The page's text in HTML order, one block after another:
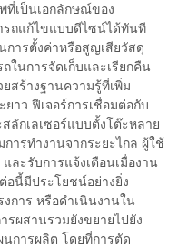
เป็นเอกลักษณ์ของ
รถแก้ไขแบบดีไซน์ได้ทันที
การตั้งค่าหรือสูญเสียวัสดุ
ในการจัดเก็บและเรียกคืน
สร้างฐานความรู้ที่เพิ่ม
าว ฟีเจอร์การเชื่อมต่อกับ
ลักเลเซอร์แบบตั้งโต๊ะหลาย
ารทำงานจากระยะไกล ผู้ใช้
ละรับการแจ้งเตือนเมื่องาน
อนี้มีประโยชน์อย่างยิ่ง
การ หรือดำเนินงานใน
ผสานรวมยังขยายไปยัง
การผลิต โดยที่การตัด